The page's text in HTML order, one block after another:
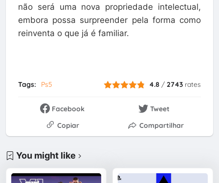
não será uma nova propriedade intelectual,
embora possa surpreender pela forma como
reinventa o que já é familiar.
Tags: Ps5 4.8 /2743 rates
Facebook
Tweet
Copiar
Compartilhar
You might like